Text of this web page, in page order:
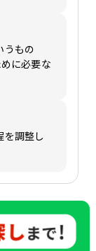
うもの
に必要な
を調整し